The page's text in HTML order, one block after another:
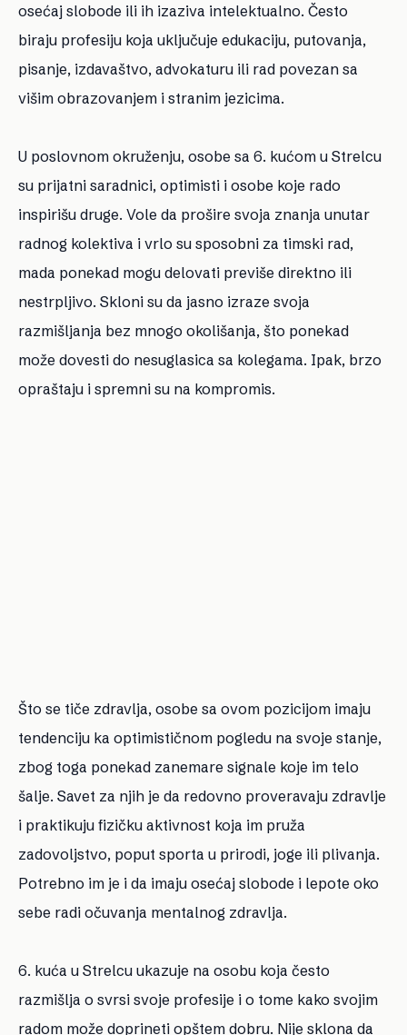
osećaj slobode ili ih izaziva intelektualno. Često
biraju profesiju koja uključuje edukaciju, putovanja,
pisanje, izdavaštvo, advokaturu ili rad povezan sa
višim obrazovanjem i stranim jezicima.
U poslovnom okruženju, osobe sa 6. kućom u Strelcu
su prijatni saradnici, optimisti i osobe koje rado
inspirišu druge. Vole da prošire svoja znanja unutar
radnog kolektiva i vrlo su sposobni za timski rad,
mada ponekad mogu delovati previše direktno ili
nestrpljivo. Skloni su da jasno izraze svoja
razmišljanja bez mnogo okolišanja, što ponekad
može dovesti do nesuglasica sa kolegama. Ipak, brzo
opraštaju i spremni su na kompromis.
Što se tiče zdravlja, osobe sa ovom pozicijom imaju
tendenciju ka optimističnom pogledu na svoje stanje,
zbog toga ponekad zanemare signale koje im telo
šalje. Savet za njih je da redovno proveravaju zdravlje
i praktikuju fizičku aktivnost koja im pruža
zadovoljstvo, poput sporta u prirodi, joge ili plivanja.
Potrebno im je i da imaju osećaj slobode i lepote oko
sebe radi očuvanja mentalnog zdravlja.
6. kuća u Strelcu ukazuje na osobu koja često
razmišlja o svrsi svoje profesije i o tome kako svojim
radom može doprineti opštem dobru. Nije sklona da